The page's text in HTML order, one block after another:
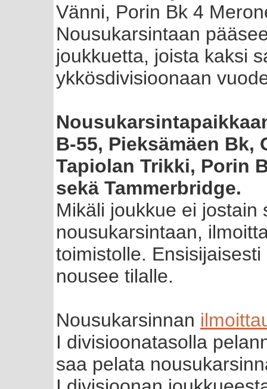
Vänni, Porin Bk 4
Nousukarsintaan
joukkuetta, joista kaksi
ykkösdivisioonaan
B-55, Pieksämäen
Tapiolan Trikki, Porin
sekä Tammerbridge.
Mikäli joukkue ei jostain
nousukarsintaan,
toimistolle.
nousee tilalle.
Nousukarsinnan
I divisioonatasolla
saa pelata